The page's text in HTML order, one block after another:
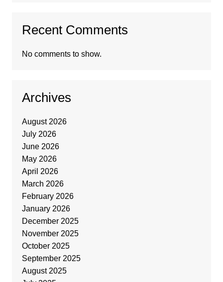
Recent Comments
No comments to show.
Archives
August 2026
July 2026
June 2026
May 2026
April 2026
March 2026
February 2026
January 2026
December 2025
November 2025
October 2025
September 2025
August 2025